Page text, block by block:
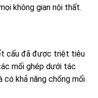
không gian nội thất.
cấu đã được triệt tiêu
mối ghép dưới tác
khả năng chống mối